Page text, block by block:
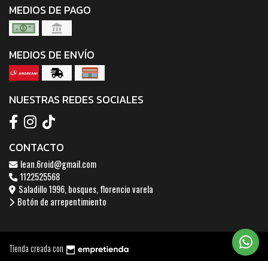
MEDIOS DE PAGO
MEDIOS DE ENVÍO
NUESTRAS REDES SOCIALES
CONTACTO
lean.6roid@gmail.com
1122525568
Saladillo 1996, bosques, florencio varela
Botón de arrepentimiento
Tienda creada con